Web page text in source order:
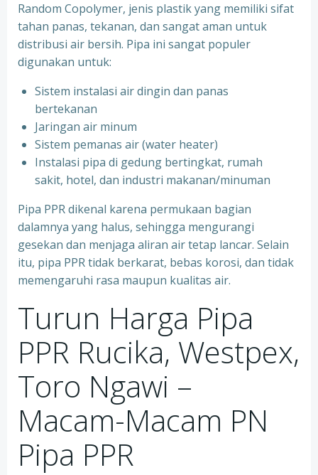
Random Copolymer, jenis plastik yang memiliki sifat
tahan panas, tekanan, dan sangat aman untuk
distribusi air bersih. Pipa ini sangat populer
digunakan untuk:
Sistem instalasi air dingin dan panas
bertekanan
⁠Jaringan air minum
⁠Sistem pemanas air (water heater)
⁠Instalasi pipa di gedung bertingkat, rumah
sakit, hotel, dan industri makanan/minuman
Pipa PPR dikenal karena permukaan bagian
dalamnya yang halus, sehingga mengurangi
gesekan dan menjaga aliran air tetap lancar. Selain
itu, pipa PPR tidak berkarat, bebas korosi, dan tidak
memengaruhi rasa maupun kualitas air.
Turun Harga Pipa
PPR Rucika, Westpex,
Toro Ngawi –
Macam-Macam PN
Pipa PPR